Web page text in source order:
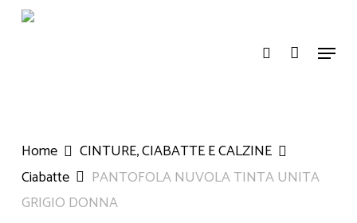
Skip
Menu
Home
CINTURE, CIABATTE E CALZINE
Ciabatte
PANTOFOLA NUVOLA TINTA UNITA
GRIGIO DONNA